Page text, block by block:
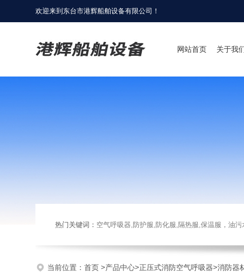
欢迎来到 东台市港辉船舶设备有限公司 ！
网站首页 关于我
热门关键词： 空气呼吸器,防护服,防化服,隔热服,保温服，油
当前位置： 首页 >产品中心>正压式消防空气呼吸器>消防器